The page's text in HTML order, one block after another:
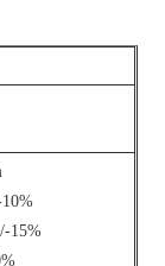
15%